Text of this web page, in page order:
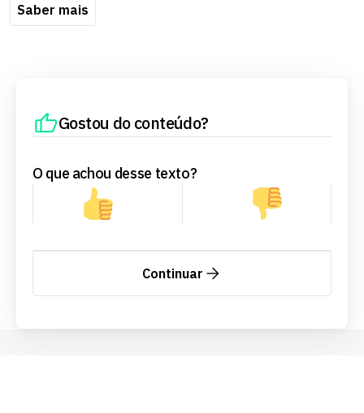
Saber mais
Gostou do conteúdo?
O que achou desse texto?
Continuar